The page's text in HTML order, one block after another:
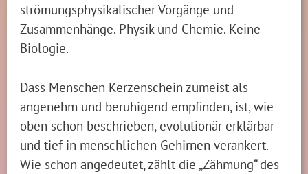
strömungsphysikalischer Vorgänge und
Zusammenhänge. Physik und Chemie. Keine
Biologie.
Dass Menschen Kerzenschein zumeist als
angenehm und beruhigend empfinden, ist, wie
oben schon beschrieben, evolutionär erklärbar
und tief in menschlichen Gehirnen verankert.
Wie schon angedeutet, zählt die „Zähmung“ des